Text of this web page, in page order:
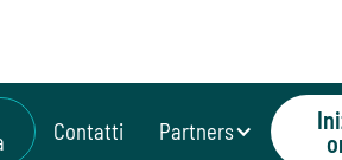
Contatti Partners